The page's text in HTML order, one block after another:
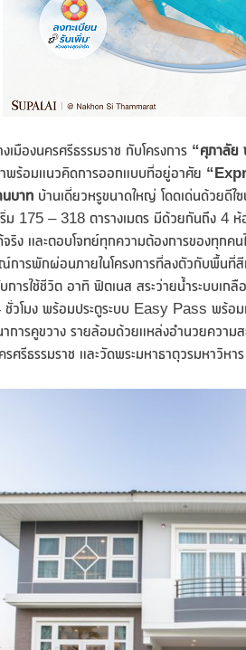
มืองนครศรีธรรมราช กับโครงการ “ศุภาลัย
พร้อมแนวคิดการออกแบบที่อยู่อาศัย
นบาท บ้านเดี่ยวหรูขนาดใหญ่ โดดเด่นด้วย
ริ่ม 175 – 318 ตารางเมตร มีด้วยกันถึง
จริง และตอบโจทย์ทุกความต้องการของทุก
ารพักผ่อนภายในโครงการที่ลงตัวกับพื้นที่
การใช้ชีวิต อาทิ ฟิตเนส สระว่ายน้ำระบบ
โมง พร้อมประตูระบบ Easy Pass พร้อม
ารคูขวาง รายล้อมด้วยแหล่งอำนวยความ
ศรีธรรมราช และวัดพระมหาธาตุวรมหาวิหาร